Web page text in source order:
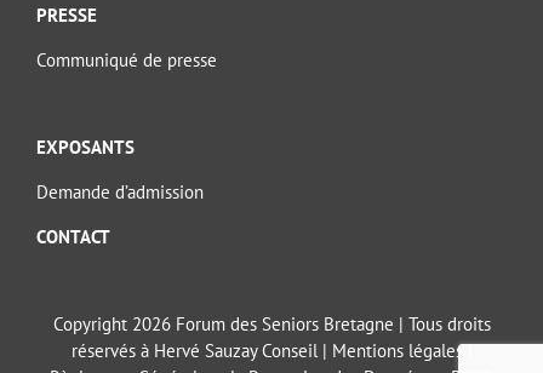
PRESSE
Communiqué de presse
EXPOSANTS
Demande d’admission
CONTACT
Copyright 2026 Forum des Seniors Bretagne | Tous droits
réservés à Hervé Sauzay Conseil | Mentions légales|